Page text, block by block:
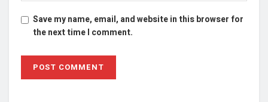
Save my name, email, and website in this browser for
the next time I comment.